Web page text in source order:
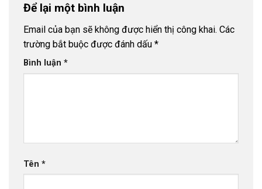
Để lại một bình luận
Email của bạn sẽ không được hiển thị công khai. Các
trường bắt buộc được đánh dấu *
Bình luận *
Tên *